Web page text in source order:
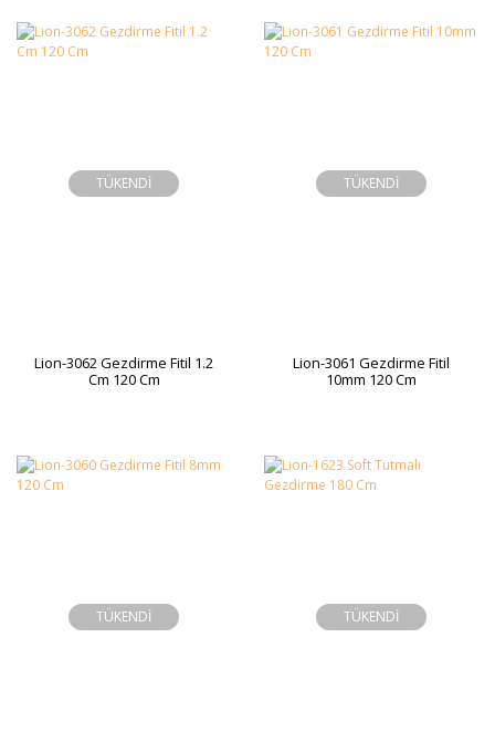
TÜKENDİ
Lion-3062 Gezdirme Fitil 1.2
Cm 120 Cm
TÜKENDİ
Lion-3061 Gezdirme Fitil
10mm 120 Cm
TÜKENDİ TÜKENDİ